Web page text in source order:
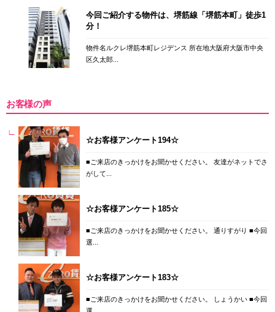
今回ご紹介する物件は、堺筋線「堺筋本町」徒歩1
分！
物件名ルクレ堺筋本町レジデンス 所在地大阪府大阪市中央
区久太郎...
お客様の声
☆お客様アンケート194☆
■ご来店のきっかけをお聞かせください。 友達がネットでさ
がして...
☆お客様アンケート185☆
■ご来店のきっかけをお聞かせください。 通りすがり ■今回
選...
☆お客様アンケート183☆
■ご来店のきっかけをお聞かせください。 しょうかい ■今回